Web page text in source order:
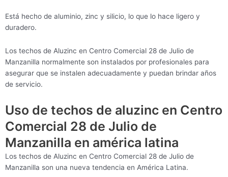
Está hecho de aluminio, zinc y silicio, lo que lo hace ligero y
duradero.
Los techos de Aluzinc en Centro Comercial 28 de Julio de
Manzanilla normalmente son instalados por profesionales para
asegurar que se instalen adecuadamente y puedan brindar años
de servicio.
Uso de techos de aluzinc en Centro
Comercial 28 de Julio de
Manzanilla en américa latina
Los techos de Aluzinc en Centro Comercial 28 de Julio de
Manzanilla son una nueva tendencia en América Latina.